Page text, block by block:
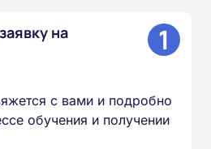
на
1
с вами и подробно
обучения и получении